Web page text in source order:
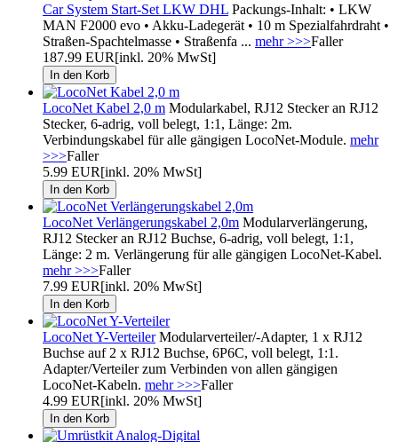
Car System Start-Set LKW DHL Packungs-Inhalt: • LKW
MAN F2000 evo • Akku-Ladegerät • 10 m Spezialfahrdraht •
Straßen-Spachtelmasse • Straßenfa ... mehr >>>Faller
187.99 EUR[inkl. 20% MwSt]
LocoNet Kabel 2,0 m Modularkabel, RJ12 Stecker an RJ12
Stecker, 6-adrig, voll belegt, 1:1, Länge: 2m.
Verbindungskabel für alle gängigen LocoNet-Module. mehr
>>>Faller
5.99 EUR[inkl. 20% MwSt]
LocoNet Verlängerungskabel 2,0m Modularverlängerung,
RJ12 Stecker an RJ12 Buchse, 6-adrig, voll belegt, 1:1,
Länge: 2 m. Verlängerung für alle gängigen LocoNet-Kabel.
mehr >>>Faller
7.99 EUR[inkl. 20% MwSt]
LocoNet Y-VerteilerModularverteiler/-Adapter, 1 x RJ12
Buchse auf 2 x RJ12 Buchse, 6P6C, voll belegt, 1:1.
Adapter/Verteiler zum Verbinden von allen gängigen
LocoNet-Kabeln. mehr >>>Faller
4.99 EUR[inkl. 20% MwSt]